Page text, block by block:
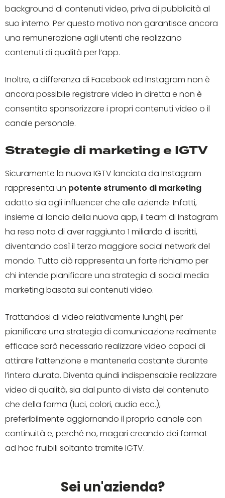
background di contenuti video, priva di pubblicità al
suo interno. Per questo motivo non garantisce ancora
una remunerazione agli utenti che realizzano
contenuti di qualità per l’app.
Inoltre, a differenza di Facebook ed Instagram non è
ancora possibile registrare video in diretta e non è
consentito sponsorizzare i propri contenuti video o il
canale personale.
Strategie di marketing e IGTV
Sicuramente la nuova IGTV lanciata da Instagram
rappresenta un potente strumento di marketing
adatto sia agli influencer che alle aziende. Infatti,
insieme al lancio della nuova app, il team di Instagram
ha reso noto di aver raggiunto 1 miliardo di iscritti,
diventando così il terzo maggiore social network del
mondo. Tutto ciò rappresenta un forte richiamo per
chi intende pianificare una strategia di social media
marketing basata sui contenuti video.
Trattandosi di video relativamente lunghi, per
pianificare una strategia di comunicazione realmente
efficace sarà necessario realizzare video capaci di
attirare l’attenzione e mantenerla costante durante
l’intera durata. Diventa quindi indispensabile realizzare
video di qualità, sia dal punto di vista del contenuto
che della forma (luci, colori, audio ecc.),
preferibilmente aggiornando il proprio canale con
continuità e, perché no, magari creando dei format
ad hoc fruibili soltanto tramite IGTV.
Sei un'azienda?